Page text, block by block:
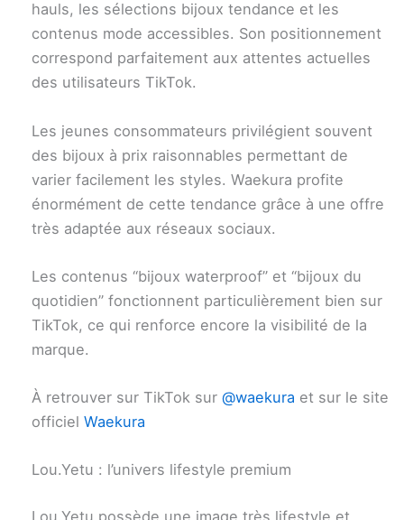
hauls, les sélections bijoux tendance et les
contenus mode accessibles. Son positionnement
correspond parfaitement aux attentes actuelles
des utilisateurs TikTok.
Les jeunes consommateurs privilégient souvent
des bijoux à prix raisonnables permettant de
varier facilement les styles. Waekura profite
énormément de cette tendance grâce à une offre
très adaptée aux réseaux sociaux.
Les contenus “bijoux waterproof” et “bijoux du
quotidien” fonctionnent particulièrement bien sur
TikTok, ce qui renforce encore la visibilité de la
marque.
À retrouver sur TikTok sur@waekura et sur le site
officielWaekura
Lou.Yetu : l’univers lifestyle premium